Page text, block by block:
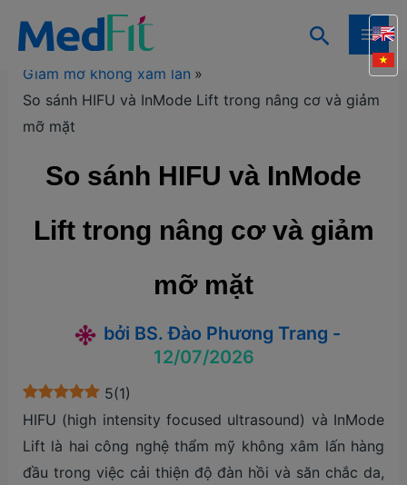
dung
Tìm
kiếm
Trang chủ Kiến thức
Kiến thức giảm mỡ
Giảm mỡ không xâm lấn
So sánh HIFU và InMode Lift trong nâng cơ và giảm
mỡ mặt
So sánh HIFU và InMode
Lift trong nâng cơ và giảm
mỡ mặt
bởi BS. Đào Phương Trang -
12/07/2026
5(1)
HIFU (high intensity focused ultrasound) và InMode
Lift là hai công nghệ thẩm mỹ không xâm lấn hàng
đầu trong việc cải thiện độ đàn hồi và săn chắc da,